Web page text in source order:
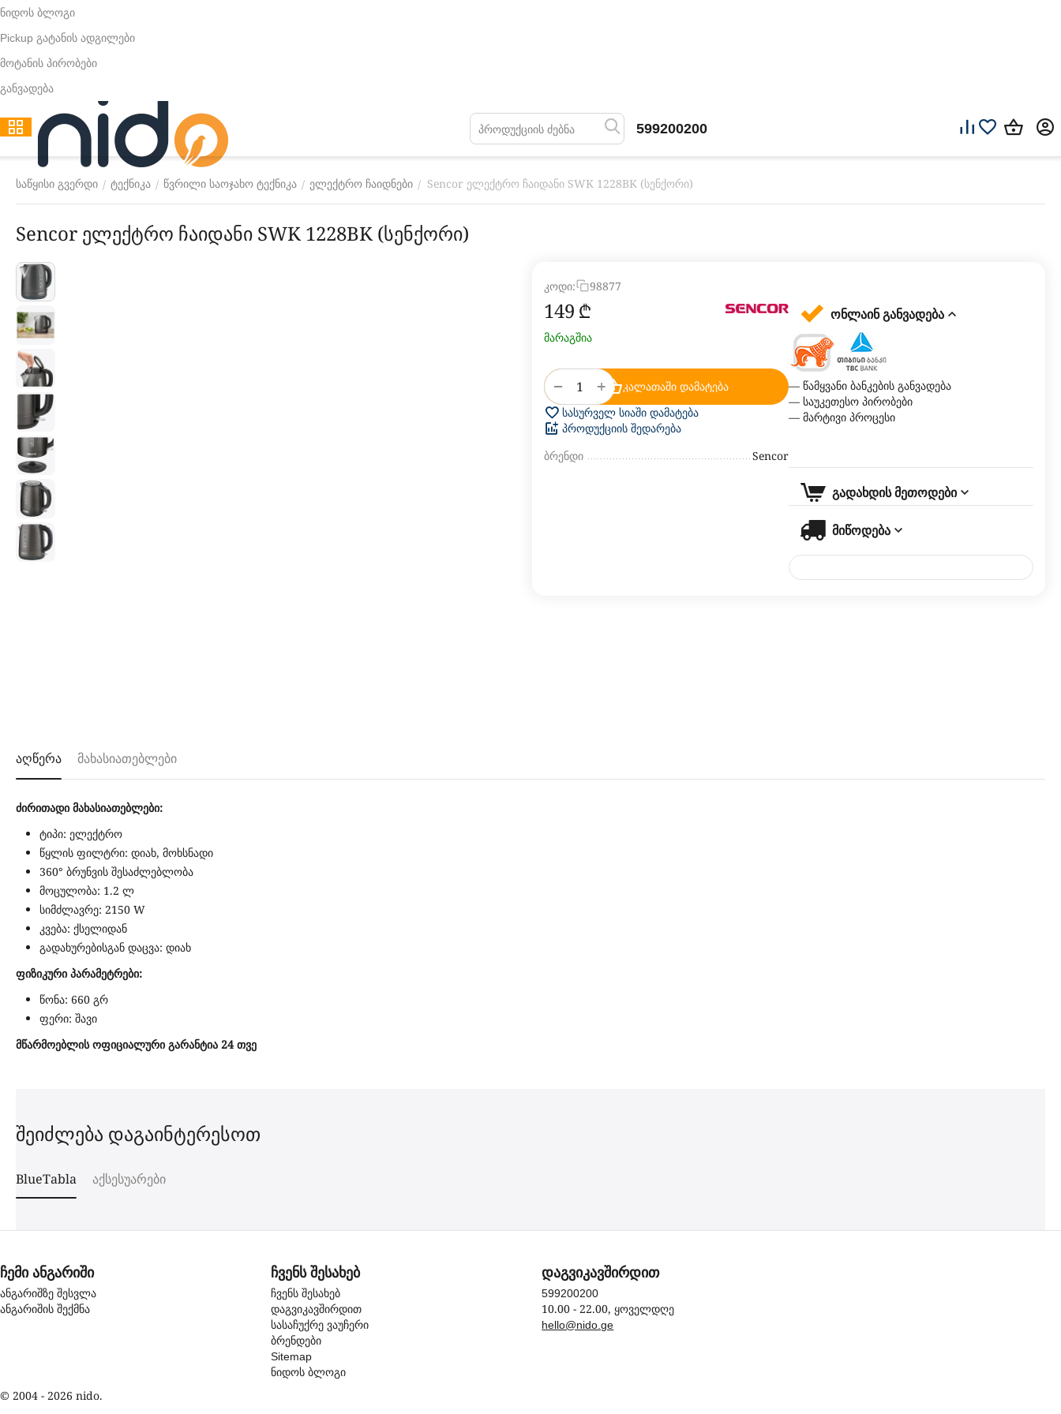
ნიდოს ბლოგი
Pickup გატანის ადგილები
მოტანის პირობები
განვადება
599200200
საწყისი გვერდი / ტექნიკა / წვრილი საოჯახო ტექნიკა / ელექტრო ჩაიდნები / Sencor ელექტრო ჩაიდანი SWK 1228BK (სენქორი)
Sencor ელექტრო ჩაიდანი SWK 1228BK (სენქორი)
კოდი: 98877
‍149‍ ₾
მარაგშია
+
− კალათაში დამატება
სასურველ სიაში დამატება
პროდუქციის შედარება
ბრენდი Sencor
ონლაინ განვადება
— წამყვანი ბანკების განვადება
— საუკეთესო პირობები
— მარტივი პროცესი
გადახდის მეთოდები
მიწოდება
აღწერა მახასიათებლები
ძირითადი მახასიათებლები:
ტიპი: ელექტრო
წყლის ფილტრი: დიახ, მოხსნადი
360° ბრუნვის შესაძლებლობა
მოცულობა: 1.2 ლ
სიმძლავრე: 2150 W
კვება: ქსელიდან
გადახურებისგან დაცვა: დიახ
ფიზიკური პარამეტრები:
წონა: 660 გრ
ფერი: შავი
მწარმოებლის ოფიციალური გარანტია 24 თვე
შეიძლება დაგაინტერესოთ
BlueTabla აქსესუარები
ჩემი ანგარიში
ანგარიშზე შესვლა
ანგარიშის შექმნა
ჩვენს შესახებ
ჩვენს შესახებ
დაგვიკავშირდით
სასაჩუქრე ვაუჩერი
ბრენდები
Sitemap
ნიდოს ბლოგი
დაგვიკავშირდით
599200200
10.00 - 22.00, ყოველდღე
hello@nido.ge
© 2004 - 2026 nido.